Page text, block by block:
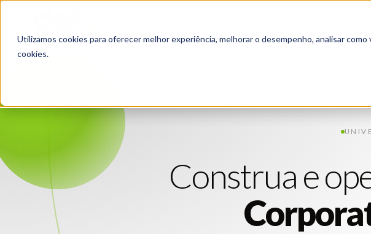
Utilizamos cookies para oferecer melhor experiência, melhorar o desempenho, analisar
cookies.
Construae